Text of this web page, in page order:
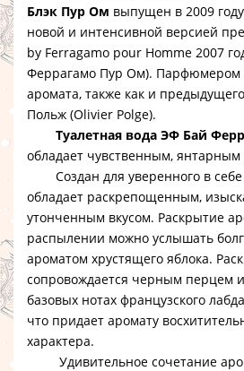
Блэк Пур Ом выпущен в 2009
новой и интенсивной версией
by Ferragamo pour Homme 2007
Феррагамо Пур Ом). Парфюмером
аромата, также как и
Польж (Olivier Polge).
Туалетная вода ЭФ Бай
обладает чувственным,
Создан для уверенного в
обладает раскрепощенным,
утонченным вкусом. Раскрытие
распылении можно услышать
ароматом хрустящего яблока.
сопровождается черным перцем
базовых нотах французского
что придает аромату
характера.
Удивительное сочетание